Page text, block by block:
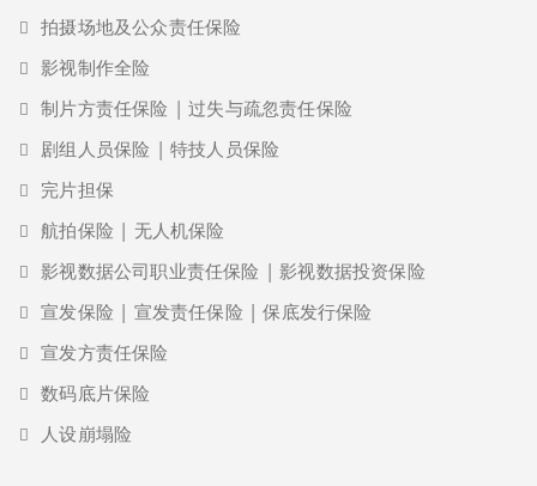
拍摄场地及公众责任保险
影视制作全险
制片方责任保险 | 过失与疏忽责任保险
剧组人员保险 | 特技人员保险
完片担保
航拍保险 | 无人机保险
影视数据公司职业责任保险 | 影视数据投资保险
宣发保险 | 宣发责任保险 | 保底发行保险
宣发方责任保险
数码底片保险
人设崩塌险